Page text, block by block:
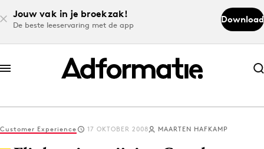
Jouw vak in je broekzak!
De beste leeservaring met de app
Download
Abonneer nu
Abonneer nu
Log in
Customer Experience 17 OKTOBER 2008 MAARTEN HAFKAMP